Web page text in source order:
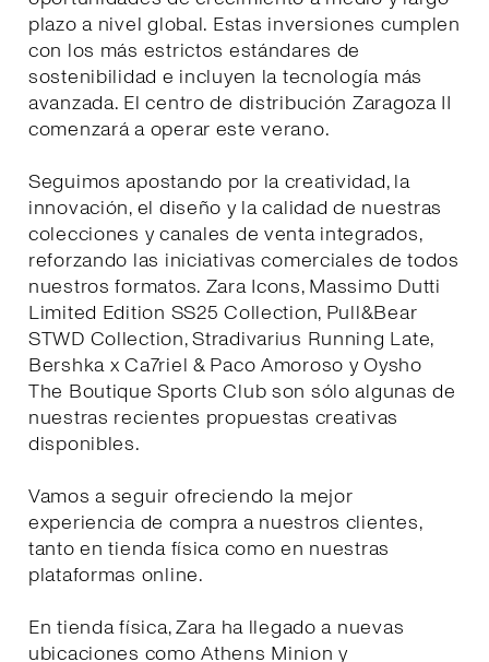
plazo a nivel global. Estas inversiones cumplen
con los más estrictos estándares de
sostenibilidad e incluyen la tecnología más
avanzada. El centro de distribución Zaragoza II
comenzará a operar este verano.
Seguimos apostando por la creatividad, la
innovación, el diseño y la calidad de nuestras
colecciones y canales de venta integrados,
reforzando las iniciativas comerciales de todos
nuestros formatos. Zara Icons, Massimo Dutti
Limited Edition SS25 Collection, Pull&Bear
STWD Collection, Stradivarius Running Late,
Bershka x Ca7riel & Paco Amoroso y Oysho
The Boutique Sports Club son sólo algunas de
nuestras recientes propuestas creativas
disponibles.
Vamos a seguir ofreciendo la mejor
experiencia de compra a nuestros clientes,
tanto en tienda física como en nuestras
plataformas online.
En tienda física, Zara ha llegado a nuevas
ubicaciones como Athens Minion y